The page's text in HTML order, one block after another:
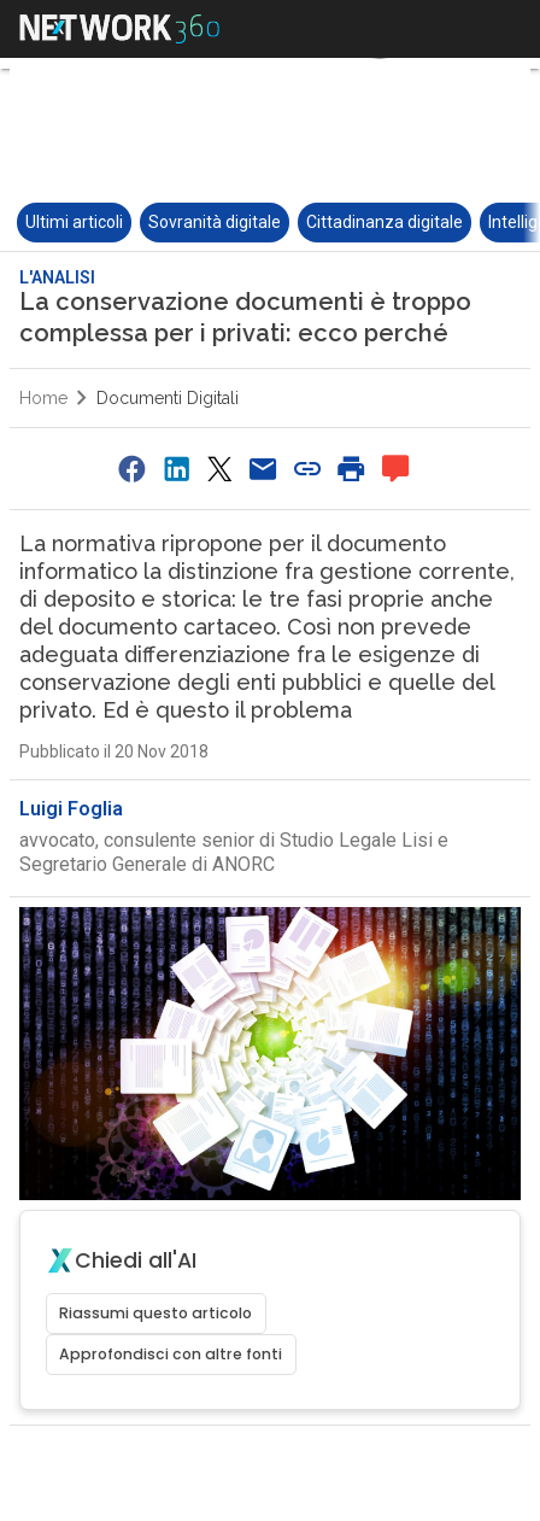
Ultimi articoli Sovranità digitale Cittadinanza digitale
L'ANALISI
La conservazione documenti è troppo
complessa per i privati: ecco perché
Home Documenti Digitali
La normativa ripropone per il documento
informatico la distinzione fra gestione corrente,
di deposito e storica: le tre fasi proprie anche
del documento cartaceo. Così non prevede
adeguata differenziazione fra le esigenze di
conservazione degli enti pubblici e quelle del
privato. Ed è questo il problema
Pubblicato il 20 Nov 2018
Luigi Foglia
avvocato, consulente senior di Studio Legale Lisi e
Segretario Generale di ANORC
Chiedi all'AI
Riassumi questo articolo
Approfondisci con altre fonti